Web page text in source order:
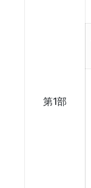
第1部